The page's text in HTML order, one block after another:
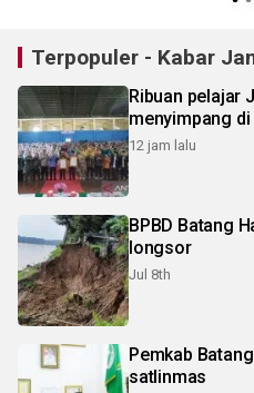
Terpopuler - Kabar
Ribuan pelajar
menyimpang
12 jam lalu
BPBD Batang
longsor
Jul 8th
Pemkab
satlinmas